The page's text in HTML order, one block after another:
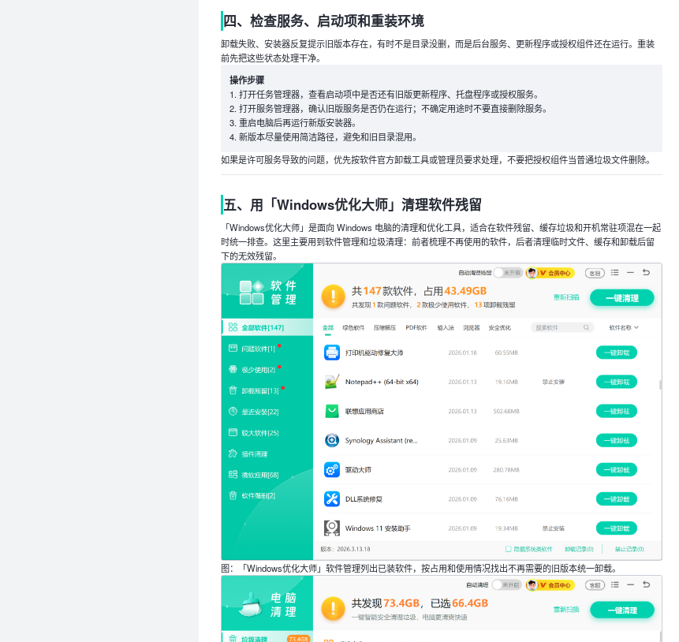
四、检查服务、启动项和重装环境
卸载失败、安装器反复提示旧版本存在，有时不是目录没删，而是后台服务、更新程序或授权组件还在运行。重装
前先把这些状态处理干净。
操作步骤
打开任务管理器，查看启动项中是否还有旧版更新程序、托盘程序或授权服务。
打开服务管理器，确认旧版服务是否仍在运行；不确定用途时不要直接删除服务。
重启电脑后再运行新版安装器。
新版本尽量使用简洁路径，避免和旧目录混用。
如果是许可服务导致的问题，优先按软件官方卸载工具或管理员要求处理，不要把授权组件当普通垃圾文件删除。
五、用「Windows优化大师」清理软件残留
「Windows优化大师」是面向 Windows 电脑的清理和优化工具，适合在软件残留、缓存垃圾和开机常驻项混在一起
时统一排查。这里主要用到软件管理和垃圾清理：前者梳理不再使用的软件，后者清理临时文件、缓存和卸载后留
下的无效残留。
图：「Windows优化大师」软件管理列出已装软件，按占用和使用情况找出不再需要的旧版本统一卸载。